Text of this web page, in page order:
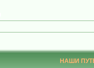
НАШИ